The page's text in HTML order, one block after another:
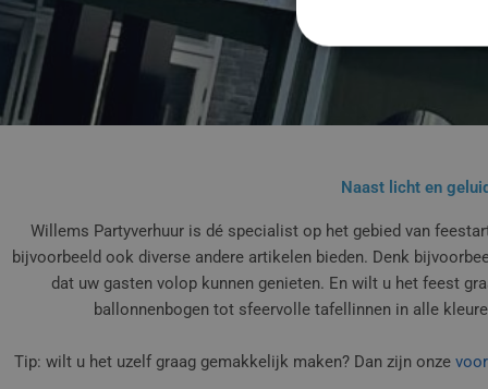
Naast licht en
Willems Partyverhuur is dé specialist op het gebied van
bijvoorbeeld ook diverse andere artikelen bieden. Denk
dat uw gasten volop kunnen genieten. En wilt u het feest
ballonnenbogen tot sfeervolle tafellinnen in alle
Tip: wilt u het uzelf graag gemakkelijk maken? Dan zijn onze